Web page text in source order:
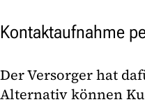
Kontaktaufnahme
Der Versorger hat
Alternativ können